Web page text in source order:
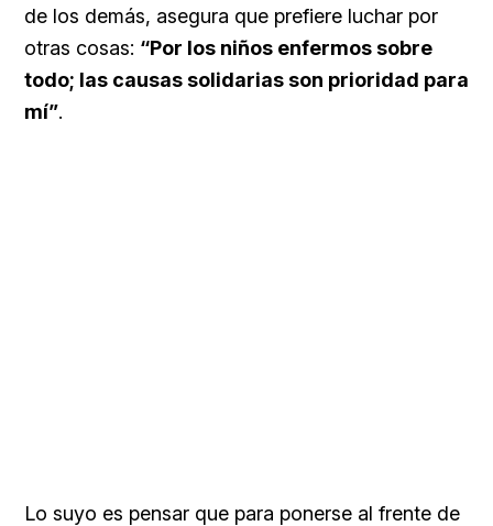
de los demás, asegura que prefiere luchar por
otras cosas: “Por los niños enfermos sobre
todo; las causas solidarias son prioridad para
mí”.
Lo suyo es pensar que para ponerse al frente de